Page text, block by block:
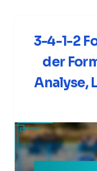
3-4-1-2
der
Analyse,